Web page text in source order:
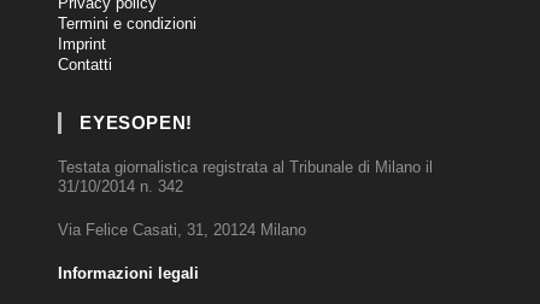
Termini e condizioni
Imprint
Contatti
EYESOPEN!
Testata giornalistica registrata al Tribunale di Milano il
31/10/2014 n. 342
Via Felice Casati, 31, 20124 Milano
Informazioni legali